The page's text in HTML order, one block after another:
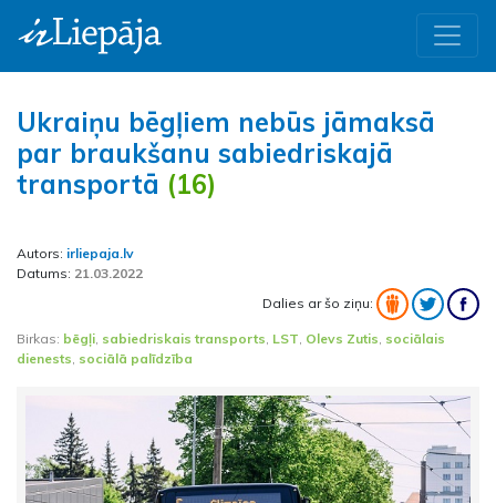
Ukraiņu bēgļiem nebūs jāmaksā
par braukšanu sabiedriskajā
transportā (16)
Autors: irliepaja.lv
Datums: 21.03.2022
Dalies ar šo ziņu:
Birkas: bēgļi sabiedriskais transports LST Olevs Zutis sociālais
dienests sociālā palīdzība